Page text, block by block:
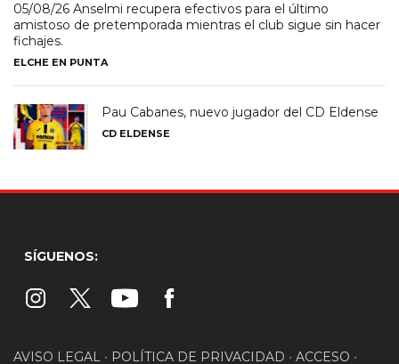
05/08/26 Anselmi recupera efectivos para el último
amistoso de pretemporada mientras el club sigue sin hacer
fichajes.
ELCHE EN PUNTA
Pau Cabanes, nuevo jugador del CD Eldense
CD ELDENSE
SÍGUENOS:
AVISO LEGAL • POLÍTICA DE PRIVACIDAD • ACCESO •